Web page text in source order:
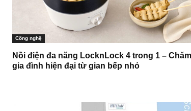
Công nghệ
Nồi điện đa năng LocknLock 4 trong 1 –
gia đình hiện đại từ gian bếp nhỏ